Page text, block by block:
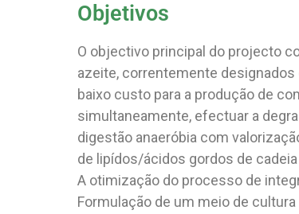
Objetivos
O objectivo principal do projecto
azeite, correntemente designados
baixo custo para a produção de
simultaneamente, efectuar a
digestão anaeróbia com
de lipídos/ácidos gordos de cadeia
A otimização do processo de
Formulação de um meio de